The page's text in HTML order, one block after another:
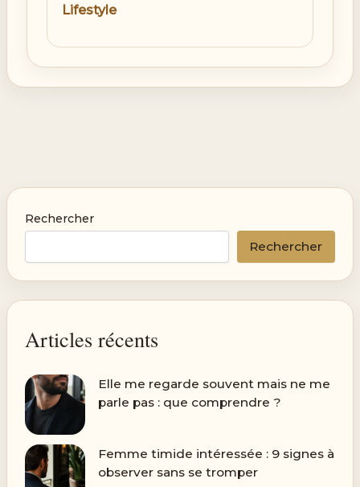
Lifestyle
Rechercher
Rechercher
Articles récents
Elle me regarde souvent mais ne me
parle pas : que comprendre ?
Femme timide intéressée : 9 signes à
observer sans se tromper